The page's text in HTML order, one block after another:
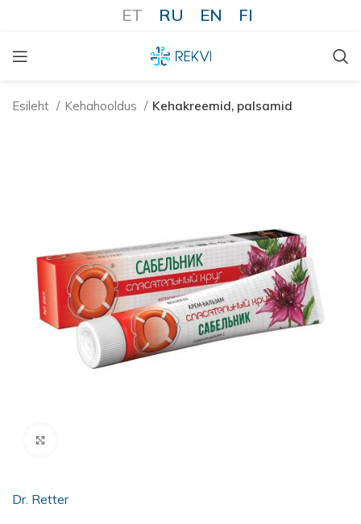
ET RU EN FI
Esileht Kehahooldus Kehakreemid, palsamid
Dr. Retter